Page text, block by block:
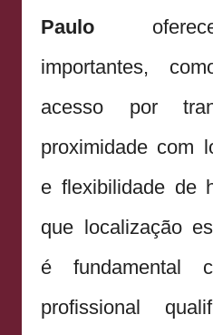
Paulo
importantes,
acesso por
proximidade com
e flexibilidade de
que localização
é fundamental
profissional